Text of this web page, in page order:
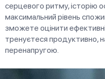
серцевого ритму, історію
максимальний рівень
зможете оцінити
тренуєтеся продуктивно,
перенапругою.